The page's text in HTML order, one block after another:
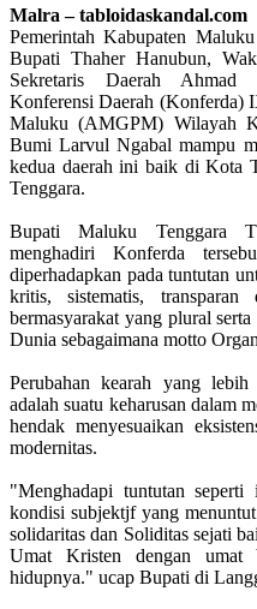
Malra – tabloidaskandal.com
Pemerintah Kabupaten
Bupati Thaher Hanubun,
Sekretaris Daerah Ahmad
Konferensi Daerah (Konferda)
Maluku (AMGPM) Wilayah
Bumi Larvul Ngabal mampu
kedua daerah ini baik di Kota
Tenggara.
Bupati Maluku Tenggara
menghadiri Konferda
diperhadapkan pada tuntutan
kritis, sistematis,
bermasyarakat yang plural
Dunia sebagaimana motto
Perubahan kearah yang
adalah suatu keharusan dalam
hendak menyesuaikan
modernitas.
"Menghadapi tuntutan
kondisi subjektjf yang
solidaritas dan Soliditas sejati
Umat Kristen dengan umat
hidupnya." ucap Bupati di